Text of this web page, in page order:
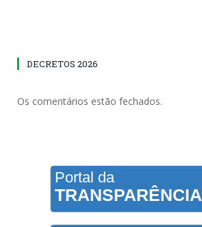
DECRETOS 2026
Os comentários estão fechados.
Portal da
TRANSPARÊNCIA